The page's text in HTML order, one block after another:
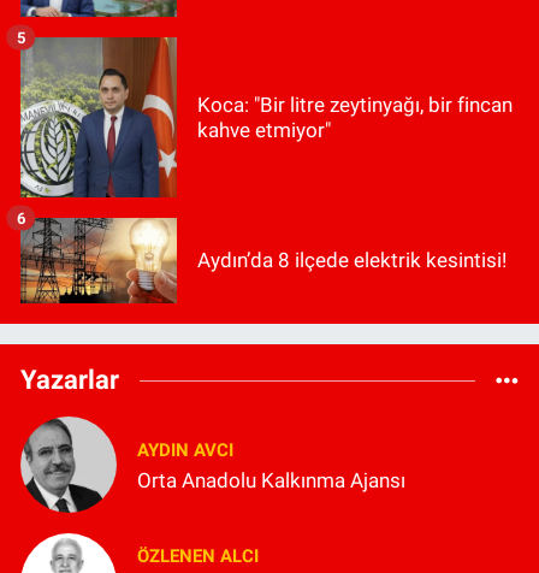
Koca: "Bir litre zeytinyağı, bir fincan
kahve etmiyor"
5
Aydın’da 8 ilçede elektrik kesintisi!
6
Yazarlar
AYDIN AVCI
Orta Anadolu Kalkınma Ajansı
ÖZLENEN ALCI